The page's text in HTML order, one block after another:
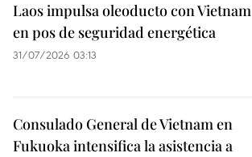
Laos impulsa oleoducto con Vietnam
en pos de seguridad energética
31/07/2026 03:13
Consulado General de Vietnam en
Fukuoka intensifica la asistencia a